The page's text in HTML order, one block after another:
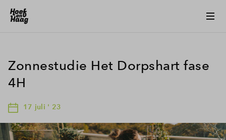
Zonnestudie Het Dorpshart fase
4H
17 juli ' 23